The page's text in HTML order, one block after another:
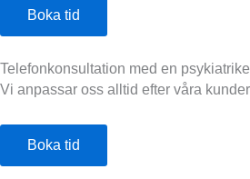
Boka tid
Telefonkonsultation med en
Vi anpassar oss alltid efter våra
Boka tid